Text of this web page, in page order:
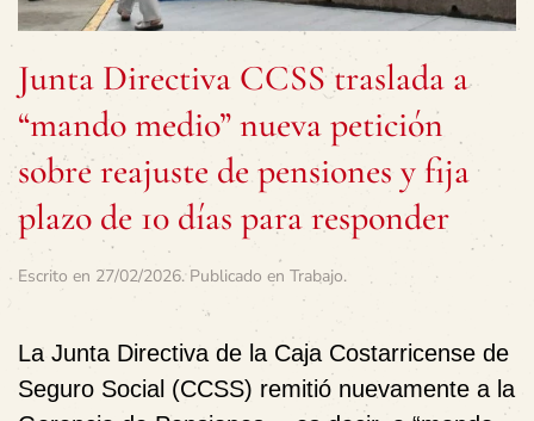
Junta Directiva CCSS traslada a
“mando medio” nueva petición
sobre reajuste de pensiones y fija
plazo de 10 días para responder
Escrito en 27/02/2026. Publicado en Trabajo.
La Junta Directiva de la Caja Costarricense de
Seguro Social (CCSS) remitió nuevamente a la